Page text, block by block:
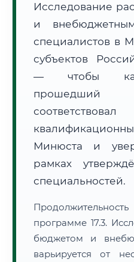
🔍 Нажмите на документ
Исследование
и
специалистов в
субъектов
— чтобы
Минюста и
рамках
специальностей.
программе 17.3.
бюджетом и
варьируется от